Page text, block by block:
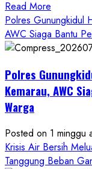
Read More
more
about
Dugaan
Masuk
Kerja
Seret
Oknum
Wartawan
Polres Gunungkidul
AWC Siaga Bantu
Polres
Kemarau, AWC
Warga
Posted on 1 minggu
Krisis Air Bersih
Tanggung Beban